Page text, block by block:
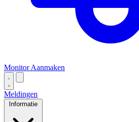
Monitor Aanmaken
Meldingen
Informatie